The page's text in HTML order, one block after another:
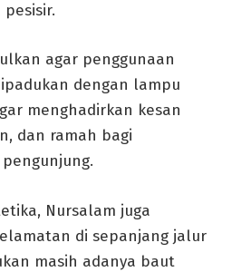
agar penggunaan
dengan lampu
menghadirkan kesan
dan ramah bagi
Nursalam juga
di sepanjang jalur
masih adanya baut